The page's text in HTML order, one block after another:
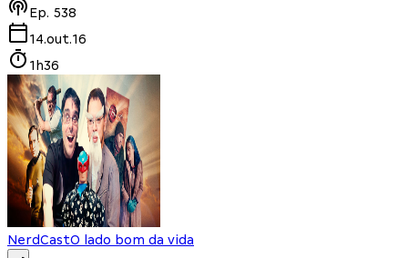
Ep. 538
14.out.16
1h36
NerdCastO lado bom da vida